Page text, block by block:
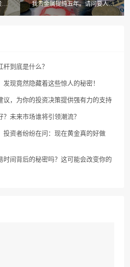
金
我贵金属提纯五年。请问要人吗?
贵金属提纯的相关图书
到底是什么？
现竟然隐藏着这些惊人的秘密！
议，为你的投资决策提供强有力的支持
未来市场谁将引领潮流？
投资者纷纷在问：现在黄金真的好做
时间背后的秘密吗？这可能会改变你的